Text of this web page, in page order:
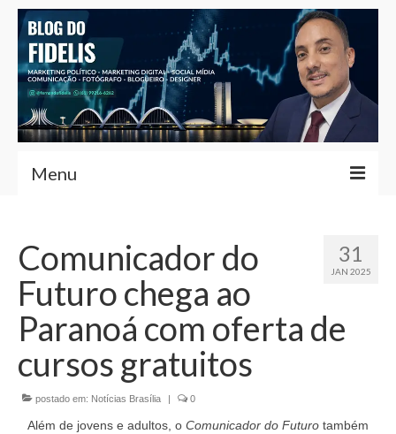
Menu
Fernando Fidelis
Café com Fidelis
Notícias Brasília
Contato
Currículo
31
JAN 2025
Comunicador do
Futuro chega ao
Paranoá com oferta de
cursos gratuitos
postado em: Notícias Brasília | 0
Além de jovens e adultos, o Comunicador do Futuro também